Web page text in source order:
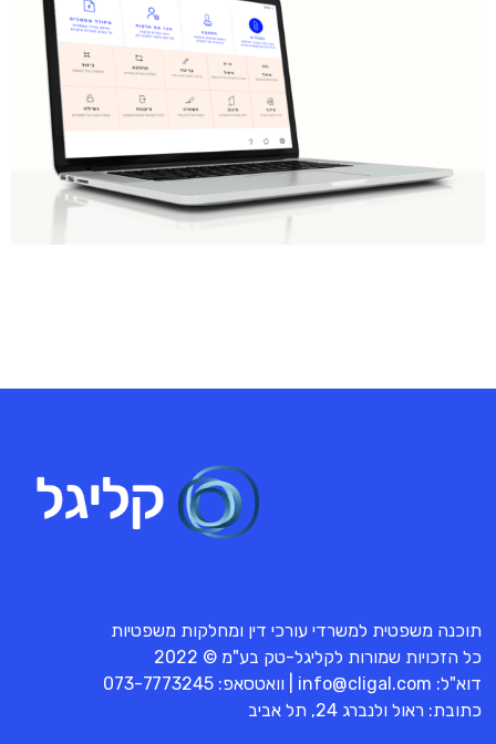
תוכנה משפטית למשרדי עורכי דין ומחלקות משפטיות
כל הזכויות שמורות לקליגל-טק בע"מ © 2022
דוא"ל: info@cligal.com | וואטסאפ: 073-7773245
כתובת: ראול ולנברג 24, תל אביב